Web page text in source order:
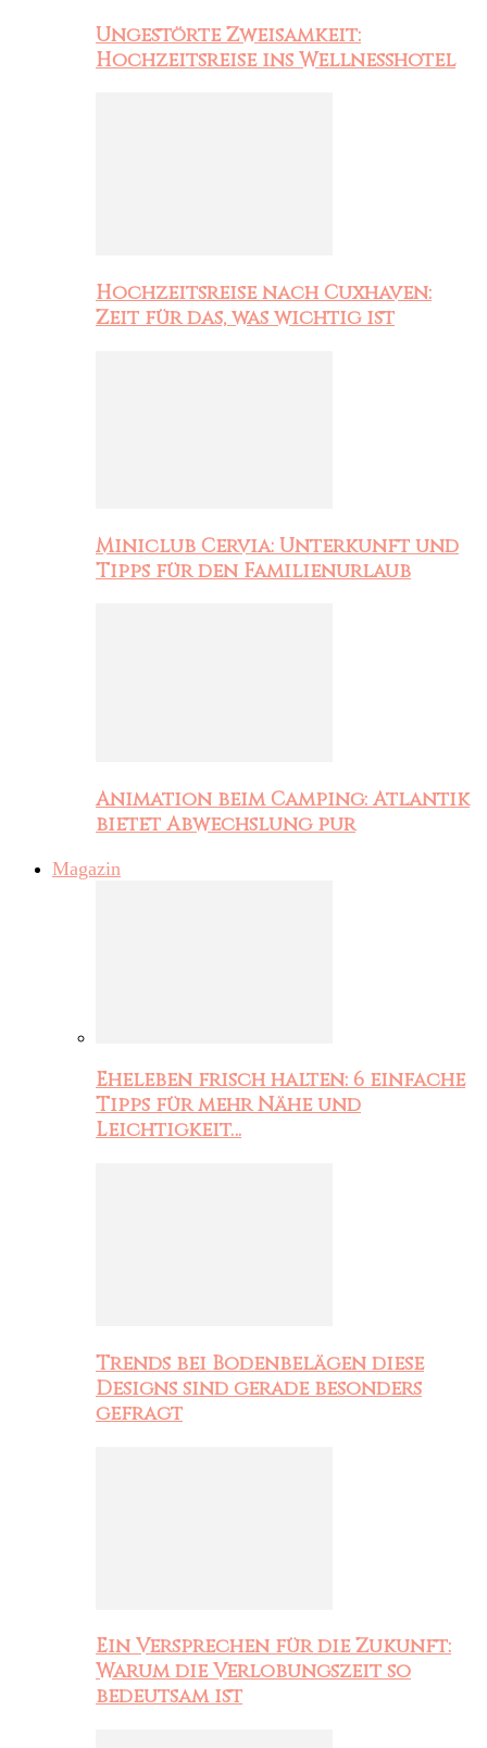
Ungestörte Zweisamkeit:
Hochzeitsreise ins Wellnesshotel
Hochzeitsreise nach Cuxhaven:
Zeit für das, was wichtig ist
Miniclub Cervia: Unterkunft und
Tipps für den Familienurlaub
Animation beim Camping: Atlantik
bietet Abwechslung pur
Magazin
Eheleben frisch halten: 6 einfache
Tipps für mehr Nähe und
Leichtigkeit…
Trends bei Bodenbelägen diese
Designs sind gerade besonders
gefragt
Ein Versprechen für die Zukunft:
Warum die Verlobungszeit so
bedeutsam ist